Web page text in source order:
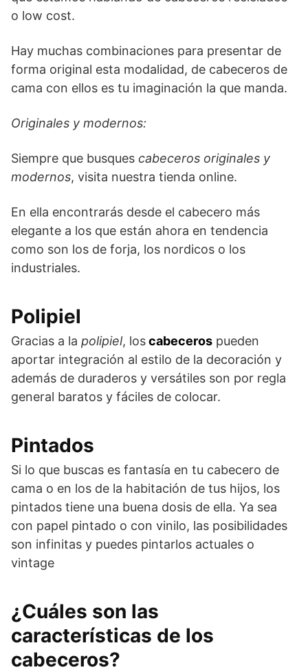
o low cost.
Hay muchas combinaciones para presentar de
forma original esta modalidad, de cabeceros de
cama con ellos es tu imaginación la que manda.
Originales y modernos:
Siempre que busques cabeceros originales y
modernos, visita nuestra tienda online.
En ella encontrarás desde el cabecero más
elegante a los que están ahora en tendencia
como son los de forja, los nordicos o los
industriales.
Polipiel
Gracias a la polipiel, loscabeceros pueden
aportar integración al estilo de la decoración y
además de duraderos y versátiles son por regla
general baratos y fáciles de colocar.
Pintados
Si lo que buscas es fantasía en tu cabecero de
cama o en los de la habitación de tus hijos, los
pintados tiene una buena dosis de ella. Ya sea
con papel pintado o con vinilo, las posibilidades
son infinitas y puedes pintarlos actuales o
vintage
¿Cuáles son las
características de los
cabeceros?